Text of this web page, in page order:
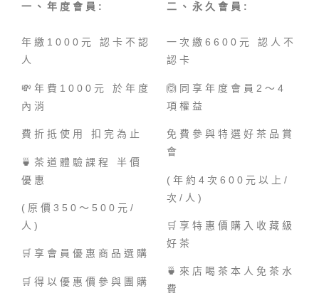
一、年度會員:
年繳1000元 認卡不認
人
💸年費1000元 於年度
內消
費折抵使用 扣完為止
🍵茶道體驗課程 半價
優惠
(原價350〜500元/
人)
🛒享會員優惠商品選購
🛒得以優惠價參與團購
二、永久會員:
一次繳6600元 認人不
認卡
🙆同享年度會員2〜4
項權益
免費參與特選好茶品賞
會
(年約4次600元以上/
次/人)
🛒享特惠價購入收藏級
好茶
🍵來店喝茶本人免茶水
費